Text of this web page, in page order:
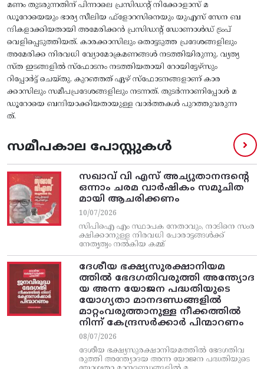
മണം തുടരുന്നതിന് പിന്നാലെ പ്രസിഡന്‍റ് നിക്കോളാസ് മ
ഡൂറോയെയും ഭാര്യ സീലിയ ഫ്‌ളോറസിനെയും യുഎസ് സേന ബ
ന്ദികളാക്കിയതായി അമേരിക്കന്‍ പ്രസിഡന്‍റ് ഡോണാള്‍ഡ് ട്രംപ്
വെളിപ്പെടുത്തിയത്. കാരക്കാസിലും തൊട്ടടുത്ത പ്രദേശങ്ങളിലും
അമേരിക്ക നിരവധി വ്യോമോക്രമണങ്ങൾ നടത്തിയിരുന്നു. വ്യത്യ
സ്ത ഇടങ്ങളിൽ സ്ഫോടനം നടത്തിയതായി റോയിട്ടേഴ്സും
റിപ്പോർട്ട് ചെയ്തു. കുറഞ്ഞത് ഏഴ് സ്ഫോടനങ്ങളാണ് കാര
ക്കാസിലും സമീപപ്രദേശങ്ങളിലും നടന്നത്. തുടര്‍ന്നാണിപ്പോള്‍ മ
ഡൂറോയെ ബന്ദിയാക്കിയതായുള്ള വാര്‍ത്തകള്‍ പുറത്തുവരുന്ന
ത്.
സമീപകാല പോസ്റ്റുകൾ
സഖാവ് വി എസ്‌ അച്യുതാനന്ദന്റെ
ഒന്നാം ചരമ വാര്‍ഷികം സമുചിത
മായി ആചരിക്കണം
10/07/2026
സിപിഐ എം സ്ഥാപക നേതാവും, നാടിനെ സംര
ക്ഷിക്കാനുള്ള നിരവധി പോരാട്ടങ്ങള്‍ക്ക്‌
നേതൃത്വം നല്‍കിയ കമ്മ്
ദേശീയ ഭക്ഷ്യസുരക്ഷാനിയമ
ത്തിൽ ഭേദഗതിവരുത്തി അന്ത്യോദ
യ അന്ന യോജന പദ്ധതിയുടെ
യോഗ്യതാ മാനദണ്ഡങ്ങളിൽ
മാറ്റംവരുത്താനുള്ള നീക്കത്തിൽ
നിന്ന്‌ കേന്ദ്രസർക്കാർ പിന്മാറണം
08/07/2026
ദേശീയ ഭക്ഷ്യസുരക്ഷാനിയമത്തിൽ ഭേദഗതിവ
രുത്തി അന്ത്യോദയ അന്ന യോജന പദ്ധതിയുടെ